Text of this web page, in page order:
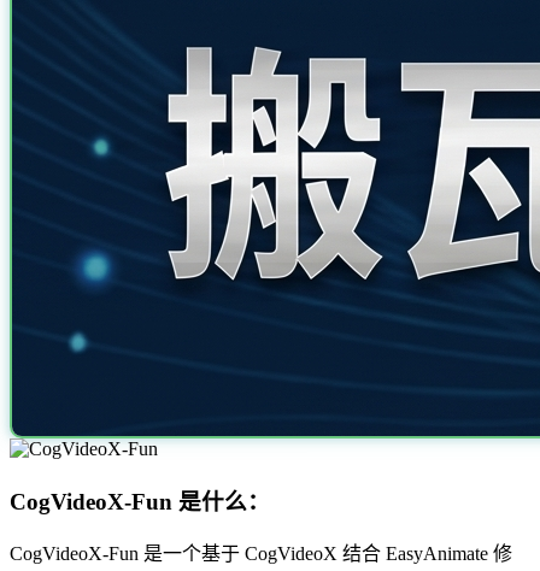
CogVideoX-Fun 是什么：
CogVideoX-Fun 是一个基于 CogVideoX 结合 EasyAnimate 修